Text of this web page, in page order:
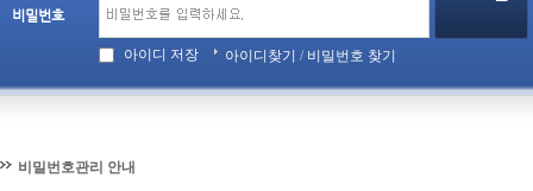
비밀번호
아이디 저장 아이디찾기 / 비밀번호 찾기
비밀번호관리 안내